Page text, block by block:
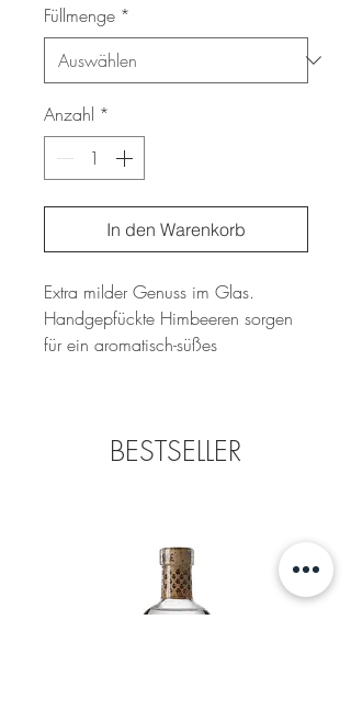
Füllmenge *
Anzahl *
In den Warenkorb
Extra milder Genuss im Glas.
Handgepfückte Himbeeren sorgen
für ein aromatisch-süßes
Typ: Geist
BESTSELLER